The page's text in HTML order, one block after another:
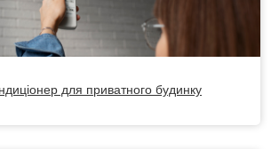
для приватного будинку